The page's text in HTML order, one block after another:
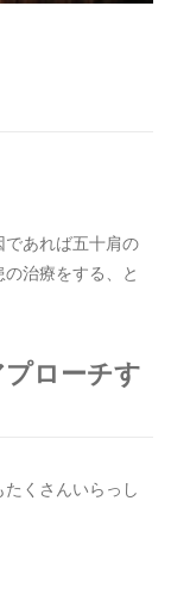
あれば五十肩の
治療をする、と
ローチす
くさんいらっし